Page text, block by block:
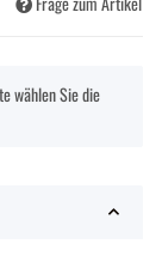
wählen Sie die